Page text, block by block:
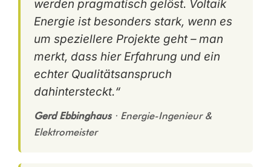
werden pragmatisch gelöst. Voltaik
Energie ist besonders stark, wenn es
um speziellere Projekte geht – man
merkt, dass hier Erfahrung und ein
echter Qualitätsanspruch
dahintersteckt.“
Gerd Ebbinghaus· Energie-Ingenieur &
Elektromeister